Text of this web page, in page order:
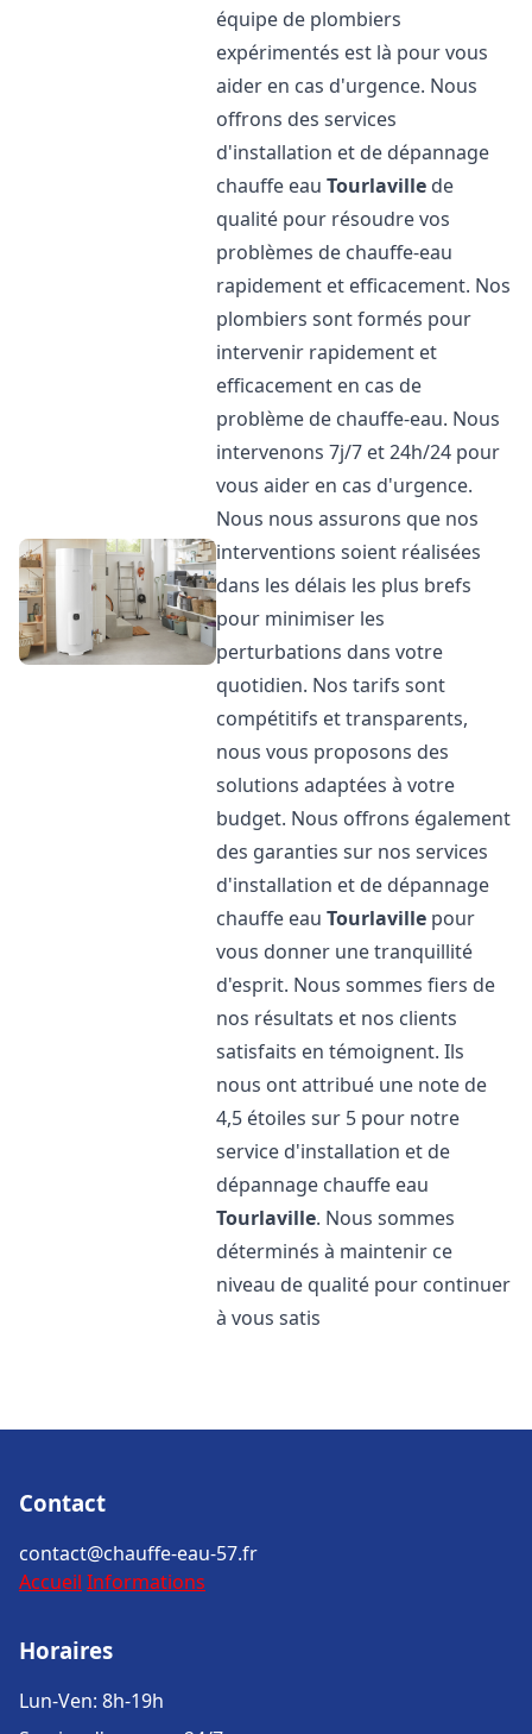
équipe de plombiers
expérimentés est là pour vous
aider en cas d'urgence. Nous
offrons des services
d'installation et de dépannage
chauffe eauTourlaville de
qualité pour résoudre vos
problèmes de chauffe-eau
rapidement et efficacement. Nos
plombiers sont formés pour
intervenir rapidement et
efficacement en cas de
problème de chauffe-eau. Nous
intervenons 7j/7 et 24h/24 pour
vous aider en cas d'urgence.
Nous nous assurons que nos
interventions soient réalisées
dans les délais les plus brefs
pour minimiser les
perturbations dans votre
quotidien. Nos tarifs sont
compétitifs et transparents,
nous vous proposons des
solutions adaptées à votre
budget. Nous offrons également
des garanties sur nos services
d'installation et de dépannage
chauffe eauTourlaville pour
vous donner une tranquillité
d'esprit. Nous sommes fiers de
nos résultats et nos clients
satisfaits en témoignent. Ils
nous ont attribué une note de
4,5 étoiles sur 5 pour notre
service d'installation et de
dépannage chauffe eau
Tourlaville. Nous sommes
déterminés à maintenir ce
niveau de qualité pour continuer
à vous satis
Contact
contact@chauffe-eau-57.fr
Accueil Informations
Horaires
Lun-Ven: 8h-19h